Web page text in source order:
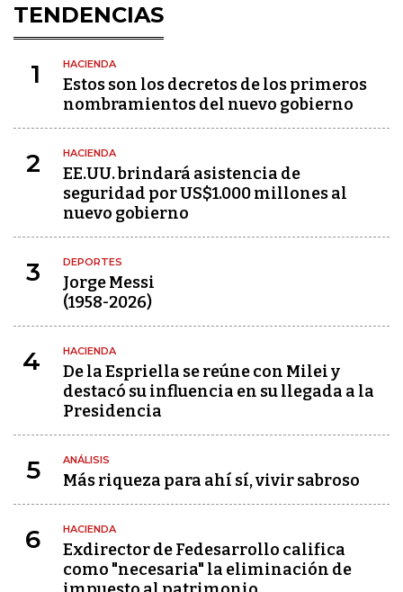
TENDENCIAS
1 HACIENDA
Estos son los decretos de los primeros
nombramientos del nuevo gobierno
2 HACIENDA
EE.UU. brindará asistencia de
seguridad por US$1.000 millones al
nuevo gobierno
3 DEPORTES
Jorge Messi
(1958-2026)
4 HACIENDA
De la Espriella se reúne con Milei y
destacó su influencia en su llegada a la
Presidencia
5 ANÁLISIS
Más riqueza para ahí sí, vivir sabroso
6 HACIENDA
Exdirector de Fedesarrollo califica
como "necesaria" la eliminación de